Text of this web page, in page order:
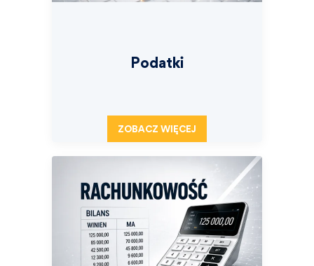
Podatki
ZOBACZ WIĘCEJ